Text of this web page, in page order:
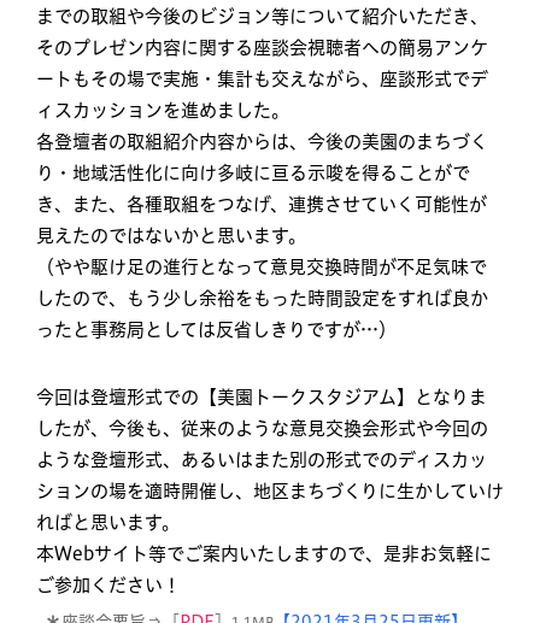
までの取組や今後のビジョン等について紹介いただき、
そのプレゼン内容に関する座談会視聴者への簡易アンケ
ートもその場で実施・集計も交えながら、座談形式でデ
ィスカッションを進めました。
各登壇者の取組紹介内容からは、今後の美園のまちづく
り・地域活性化に向け多岐に亘る示唆を得ることがで
き、また、各種取組をつなげ、連携させていく可能性が
見えたのではないかと思います。
（やや駆け足の進行となって意見交換時間が不足気味で
したので、もう少し余裕をもった時間設定をすれば良か
ったと事務局としては反省しきりですが…）
今回は登壇形式での【美園トークスタジアム】となりま
したが、今後も、従来のような意見交換会形式や今回の
ような登壇形式、あるいはまた別の形式でのディスカッ
ションの場を適時開催し、地区まちづくりに生かしていけ
ればと思います。
本Webサイト等でご案内いたしますので、是非お気軽に
ご参加ください！